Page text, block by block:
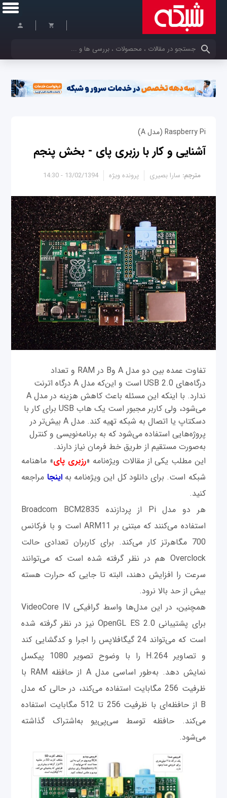
کلمات کلیدی خود را وارد کنید
Raspberry Pi (مدل A)
آشنایی و کار با رزبری پای - بخش پنجم
13/02/1394 - 14:30 مترجم: سارا بصیری پرونده ویژه
تفاوت عمده بین دو مدل A وB در RAM و تعداد
درگاه‌های USB 2.0 است و این‌که مدل A درگاه اترنت
ندارد. با اینکه این مسئله باعث کاهش هزینه در مدل A
می‌شود، ولی کاربر مجبور است یک هاب USB برای کار با
دسکتاپ یا اتصال به شبکه تهیه کند. مدل A بیش‌تر در
پروژه‌هایی استفاده می‌شود که به برنامه‌نویسی و کنترل
به‌صورت مستقیم از طریق خط فرمان نیاز دارند.
این مطلب یکی از مقالات ویژه‌نامه «رزبری پای» ماهنامه
شبکه است. برای دانلود کل این ویژه‌نامه به اینجا مراجعه
کنید.
هر دو مدل Pi از پردازنده Broadcom BCM2835
استفاده می‌کنند که مبتنی بر ARM11 است و با فرکانس
700 مگاهرتز کار می‌کند. برای کاربران تعدادی حالت
Overclock هم در نظر گرفته شده است که می‌توانند
سرعت را افزایش دهند، البته تا جایی که حرارت هسته
بیش از حد بالا نرود.
همچنین، در این مدل‌ها واسط گرافیکی VideoCore IV
برای پشتیبانی OpenGL ES 2.0 نیز در نظر گرفته شده
است که می‌تواند 24 گیگافلاپس را اجرا و کدگشایی کند
و تصاویر H.264 را با وضوح تصویر 1080 پیکسل
نمایش دهد. به‌طور اساسی مدل A از حافظه RAM با
ظرفیت 256 مگابایت استفاده می‌کند، در حالی ‌که مدل
B از حافظه‌ای با ظرفیت 256 تا 512 مگابایت استفاده
می‌کند. حافظه توسط سی‌پی‌یو به‌اشتراک گذاشته
می‌شود.